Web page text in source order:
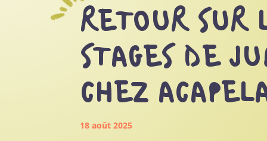
RETOUR SUR
STAGES DE
CHEZ
18 août 2025